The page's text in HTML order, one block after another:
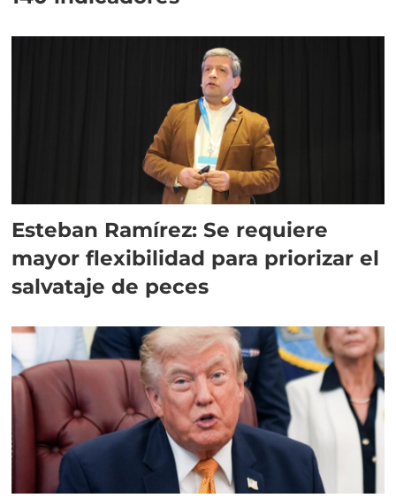
Esteban Ramírez: Se requiere
mayor flexibilidad para priorizar el
salvataje de peces